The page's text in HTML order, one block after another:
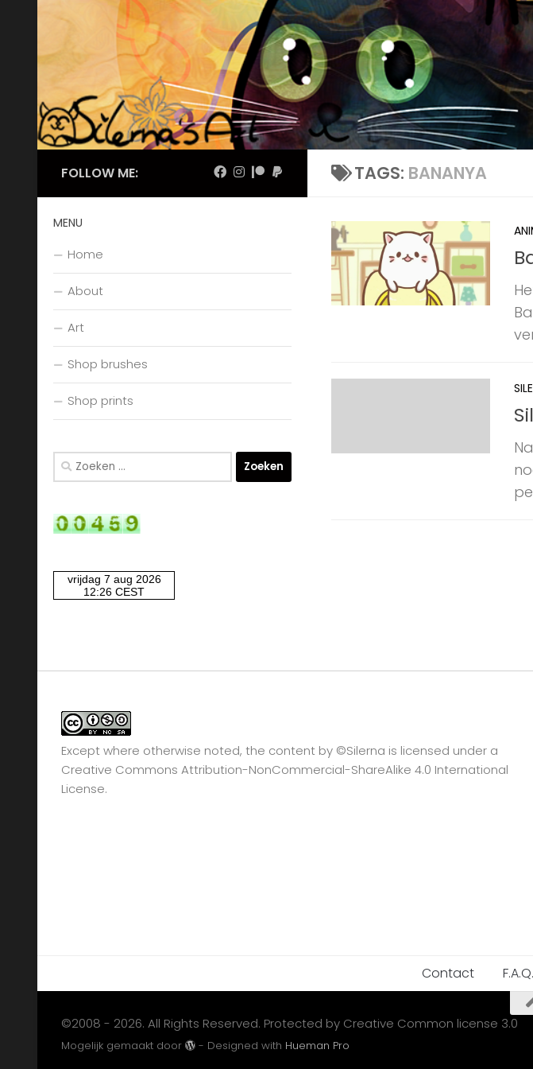
Skip to content
TAGS: BANANYA
FOLLOW ME:
MENU
Home
About
Art
Shop brushes
Shop prints
Zoeken
naar:
Except where otherwise noted, the content by ©Silerna is licensed under a
Creative Commons Attribution-NonCommercial-ShareAlike 4.0 International
License.
Contact F.A.Q.
©2008 - 2026. All Rights Reserved. Protected by Creative Common license 3.0
Mogelijk gemaakt door - Designed with Hueman Pro